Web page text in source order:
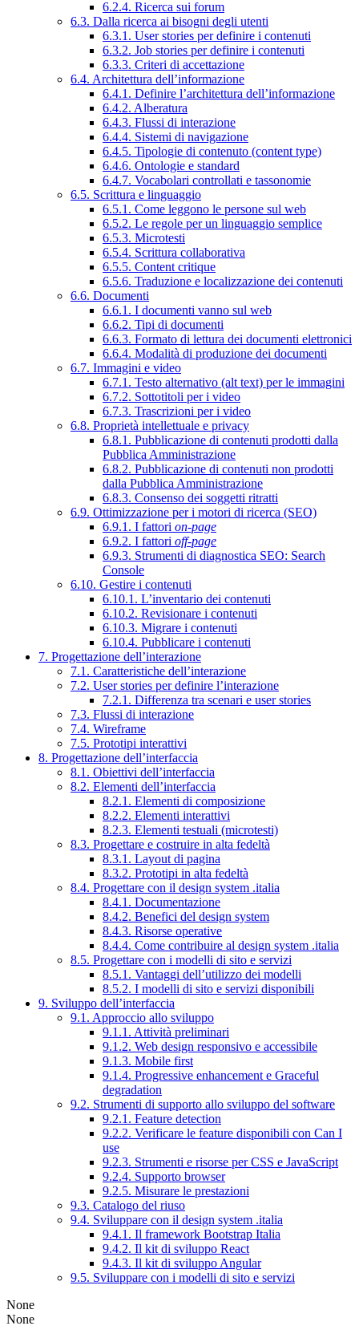
6.2.4. Ricerca sui forum
6.3. Dalla ricerca ai bisogni degli utenti
6.3.1. User stories per definire i contenuti
6.3.2. Job stories per definire i contenuti
6.3.3. Criteri di accettazione
6.4. Architettura dell’informazione
6.4.1. Definire l’architettura dell’informazione
6.4.2. Alberatura
6.4.3. Flussi di interazione
6.4.4. Sistemi di navigazione
6.4.5. Tipologie di contenuto (content type)
6.4.6. Ontologie e standard
6.4.7. Vocabolari controllati e tassonomie
6.5. Scrittura e linguaggio
6.5.1. Come leggono le persone sul web
6.5.2. Le regole per un linguaggio semplice
6.5.3. Microtesti
6.5.4. Scrittura collaborativa
6.5.5. Content critique
6.5.6. Traduzione e localizzazione dei contenuti
6.6. Documenti
6.6.1. I documenti vanno sul web
6.6.2. Tipi di documenti
6.6.3. Formato di lettura dei documenti elettronici
6.6.4. Modalità di produzione dei documenti
6.7. Immagini e video
6.7.1. Testo alternativo (alt text) per le immagini
6.7.2. Sottotitoli per i video
6.7.3. Trascrizioni per i video
6.8. Proprietà intellettuale e privacy
6.8.1. Pubblicazione di contenuti prodotti dalla
Pubblica Amministrazione
6.8.2. Pubblicazione di contenuti non prodotti
dalla Pubblica Amministrazione
6.8.3. Consenso dei soggetti ritratti
6.9. Ottimizzazione per i motori di ricerca (SEO)
6.9.1. I fattori on-page
6.9.2. I fattori off-page
6.9.3. Strumenti di diagnostica SEO: Search
Console
6.10. Gestire i contenuti
6.10.1. L’inventario dei contenuti
6.10.2. Revisionare i contenuti
6.10.3. Migrare i contenuti
6.10.4. Pubblicare i contenuti
7. Progettazione dell’interazione
7.1. Caratteristiche dell’interazione
7.2. User stories per definire l’interazione
7.2.1. Differenza tra scenari e user stories
7.3. Flussi di interazione
7.4. Wireframe
7.5. Prototipi interattivi
8. Progettazione dell’interfaccia
8.1. Obiettivi dell’interfaccia
8.2. Elementi dell’interfaccia
8.2.1. Elementi di composizione
8.2.2. Elementi interattivi
8.2.3. Elementi testuali (microtesti)
8.3. Progettare e costruire in alta fedeltà
8.3.1. Layout di pagina
8.3.2. Prototipi in alta fedeltà
8.4. Progettare con il design system .italia
8.4.1. Documentazione
8.4.2. Benefici del design system
8.4.3. Risorse operative
8.4.4. Come contribuire al design system .italia
8.5. Progettare con i modelli di sito e servizi
8.5.1. Vantaggi dell’utilizzo dei modelli
8.5.2. I modelli di sito e servizi disponibili
9. Sviluppo dell’interfaccia
9.1. Approccio allo sviluppo
9.1.1. Attività preliminari
9.1.2. Web design responsivo e accessibile
9.1.3. Mobile first
9.1.4. Progressive enhancement e Graceful
degradation
9.2. Strumenti di supporto allo sviluppo del software
9.2.1. Feature detection
9.2.2. Verificare le feature disponibili con Can I
use
9.2.3. Strumenti e risorse per CSS e JavaScript
9.2.4. Supporto browser
9.2.5. Misurare le prestazioni
9.3. Catalogo del riuso
9.4. Sviluppare con il design system .italia
9.4.1. Il framework Bootstrap Italia
9.4.2. Il kit di sviluppo React
9.4.3. Il kit di sviluppo Angular
9.5. Sviluppare con i modelli di sito e servizi
None
None